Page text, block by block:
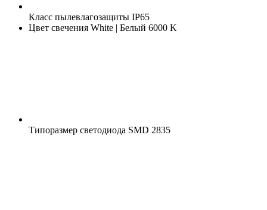
Класс пылевлагозащиты IP65
Цвет свечения White | Белый 6000 K
Типоразмер светодиода SMD 2835